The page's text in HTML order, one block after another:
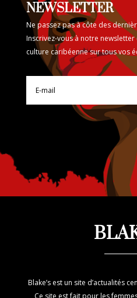
NEWSLETTER
Ne passez pas à côte des
Inscrivez-vous à notre
culture caribéenne sur tous vos
Blake’s est un site d’actualités